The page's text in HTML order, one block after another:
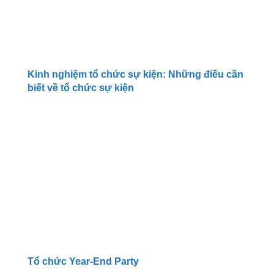
Kinh nghiệm tổ chức sự kiện: Những điều cần
biết về tổ chức sự kiện
Tổ chức Year-End Party